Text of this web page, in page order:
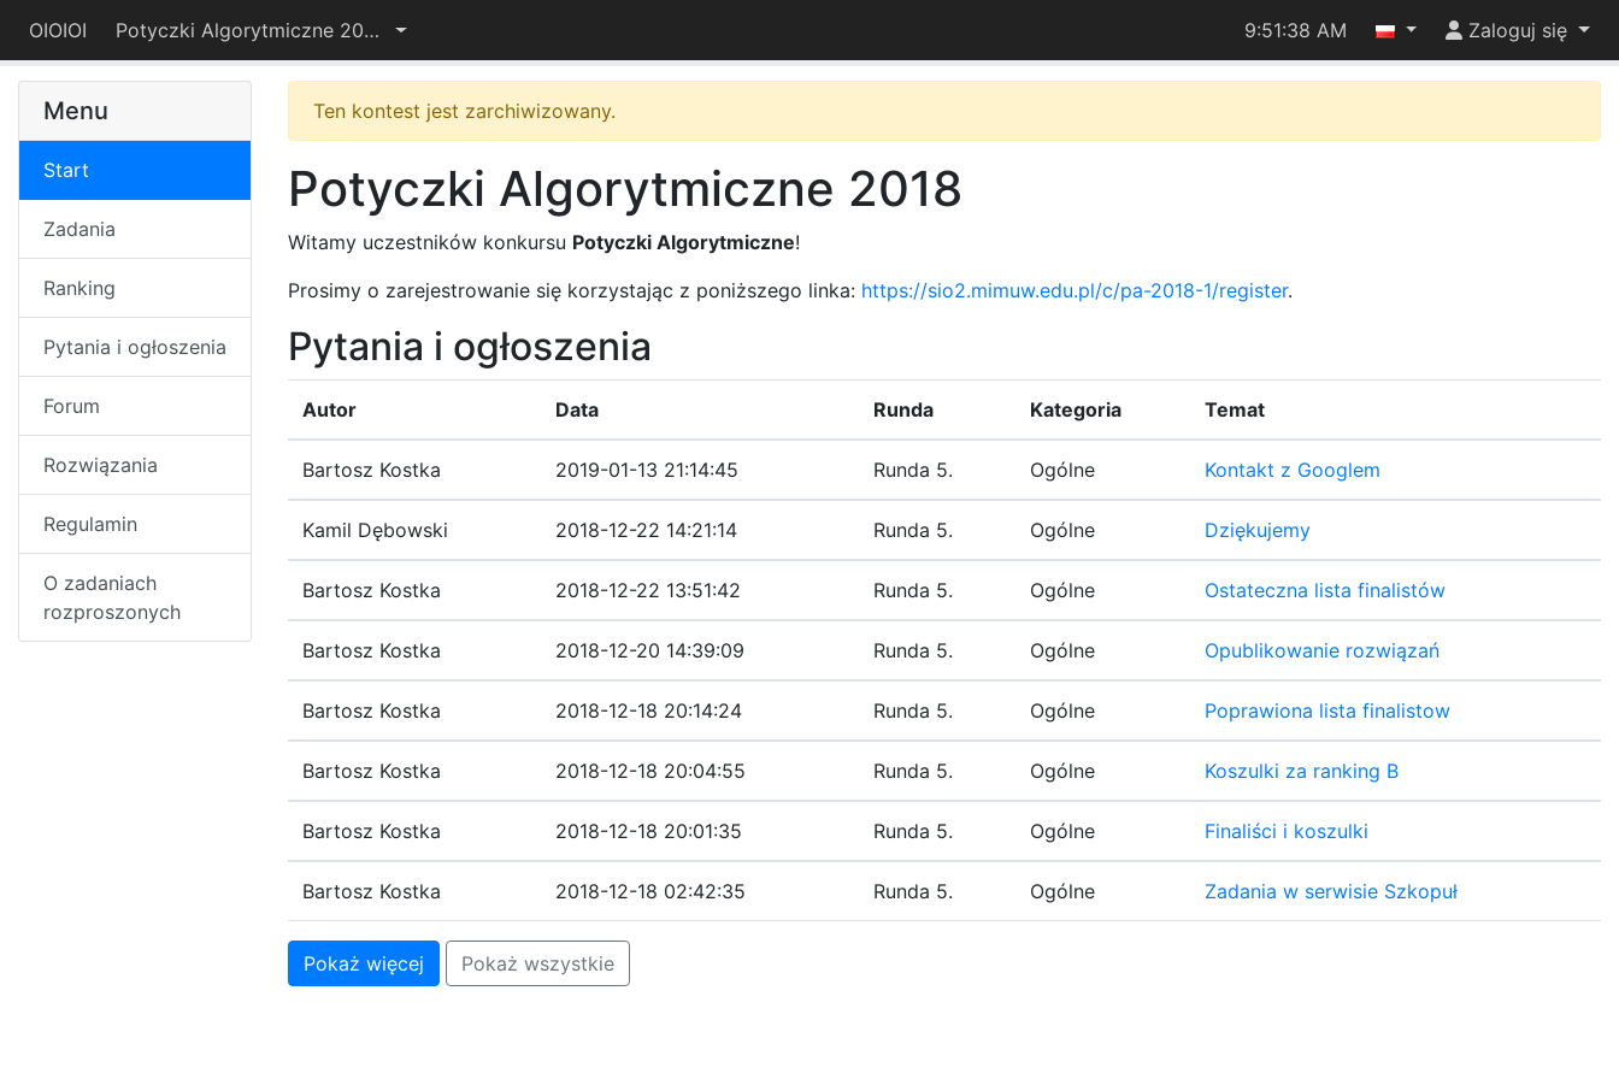
OIOIOI Potyczki Algorytmiczne 2018 9:51:38 AM Zaloguj się
Menu
Start
Zadania
Ranking
Pytania i ogłoszenia
Forum
Rozwiązania
Regulamin
O zadaniach
rozproszonych
Ten kontest jest zarchiwizowany.
Potyczki Algorytmiczne 2018
Witamy uczestników konkursu Potyczki Algorytmiczne!
Prosimy o zarejestrowanie się korzystając z poniższego linka: https://sio2.mimuw.edu.pl/c/pa-2018-1/register.
Pytania i ogłoszenia
Autor Data Runda Kategoria Temat
Bartosz Kostka 2019-01-13 21:14:45 Runda 5. Ogólne Kontakt z Googlem
Kamil Dębowski 2018-12-22 14:21:14 Runda 5. Ogólne Dziękujemy
Bartosz Kostka 2018-12-22 13:51:42 Runda 5. Ogólne Ostateczna lista finalistów
Bartosz Kostka 2018-12-20 14:39:09 Runda 5. Ogólne Opublikowanie rozwiązań
Bartosz Kostka 2018-12-18 20:14:24 Runda 5. Ogólne Poprawiona lista finalistow
Bartosz Kostka 2018-12-18 20:04:55 Runda 5. Ogólne Koszulki za ranking B
Bartosz Kostka 2018-12-18 20:01:35 Runda 5. Ogólne Finaliści i koszulki
Bartosz Kostka 2018-12-18 02:42:35 Runda 5. Ogólne Zadania w serwisie Szkopuł
Pokaż więcej Pokaż wszystkie